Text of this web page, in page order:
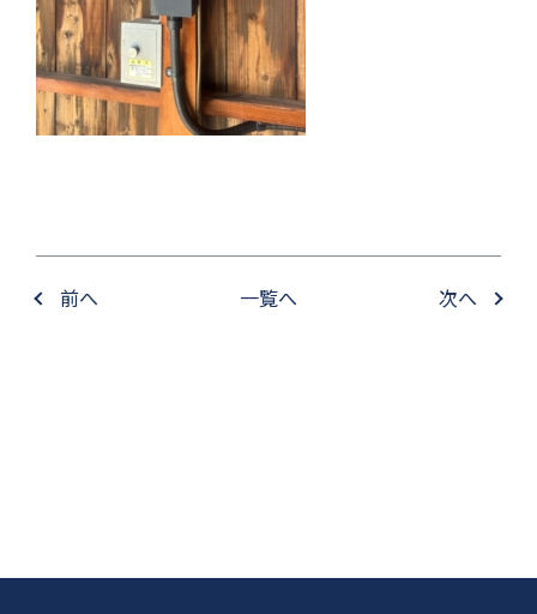
前へ 一覧へ 次へ